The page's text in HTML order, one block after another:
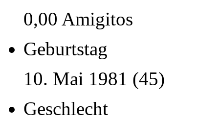
0,00 Amigitos
Geburtstag
10. Mai 1981 (45)
Geschlecht